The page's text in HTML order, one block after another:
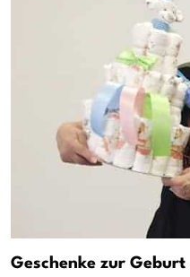
Geschenke zur